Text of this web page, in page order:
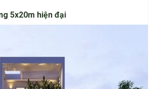
5x20m hiện đại